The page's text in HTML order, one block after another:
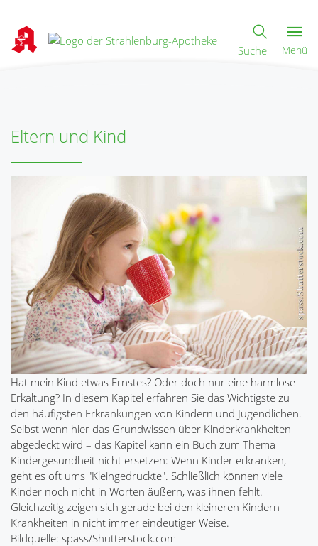
Suche Menü
Eltern und Kind
Hat mein Kind etwas Ernstes? Oder doch nur eine harmlose
Erkältung? In diesem Kapitel erfahren Sie das Wichtigste zu
den häufigsten Erkrankungen von Kindern und Jugendlichen.
Selbst wenn hier das Grundwissen über Kinderkrankheiten
abgedeckt wird – das Kapitel kann ein Buch zum Thema
Kindergesundheit nicht ersetzen: Wenn Kinder erkranken,
geht es oft ums "Kleingedruckte". Schließlich können viele
Kinder noch nicht in Worten äußern, was ihnen fehlt.
Gleichzeitig zeigen sich gerade bei den kleineren Kindern
Krankheiten in nicht immer eindeutiger Weise.
Bildquelle: spass/Shutterstock.com